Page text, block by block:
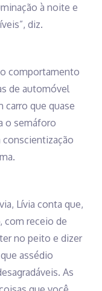
à noite e
diz.
comportamento
de automóvel
carro que quase
o semáforo
Lívia conta que,
com receio de
no peito e dizer
assédio
As